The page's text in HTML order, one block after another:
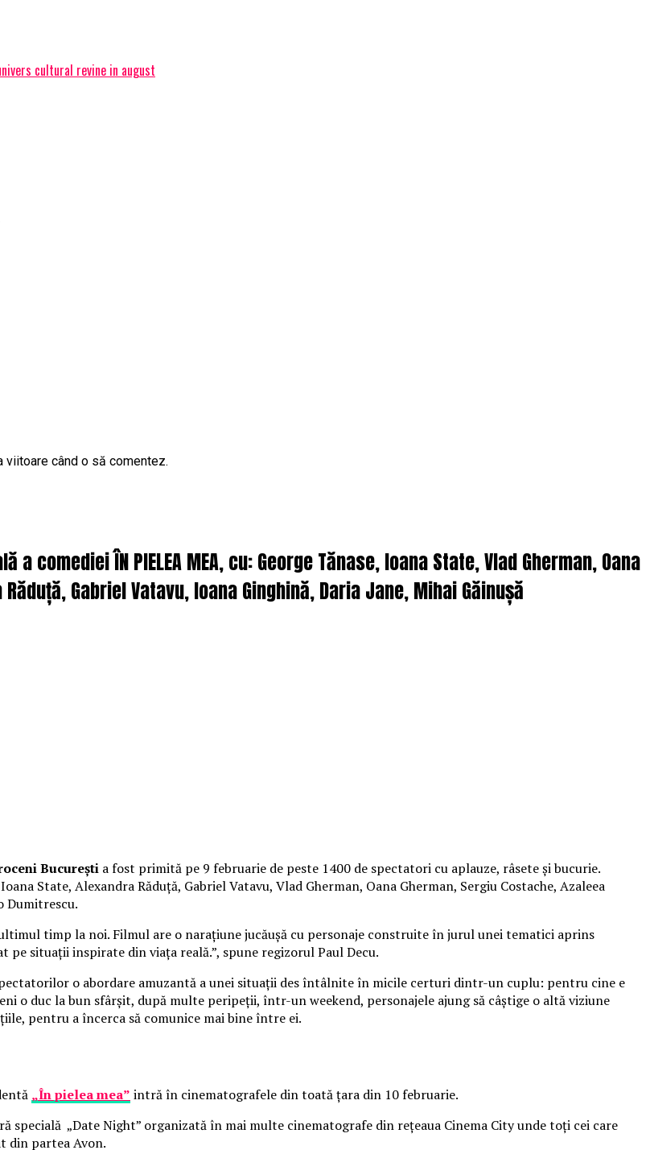
cultural revine in august
viitoare când o să comentez.
ÎN PIELEA MEA, cu: George Tănase, Ioana State, Vlad Gherman, Oana
Gabriel Vatavu, Ioana Ginghină, Daria Jane, Mihai Găinușă
București a fost primită pe 9 februarie de peste 1400 de spectatori cu aplauze, râsete și bucurie.
State, Alexandra Răduță, Gabriel Vatavu, Vlad Gherman, Oana Gherman, Sergiu Costache, Azaleea
Dumitrescu.
timp la noi. Filmul are o narațiune jucăușă cu personaje construite în jurul unei tematici aprins
situații inspirate din viața reală.”, spune regizorul Paul Decu.
o abordare amuzantă a unei situații des întâlnite în micile certuri dintr-un cuplu: pentru cine e
o duc la bun sfârșit, după multe peripeții, într-un weekend, personajele ajung să câștige o altă viziune
pentru a încerca să comunice mai bine între ei.
„În pielea mea” intră în cinematografele din toată țara din 10 februarie.
„Date Night” organizată în mai multe cinematografe din rețeaua Cinema City unde toți cei care
din partea Avon.